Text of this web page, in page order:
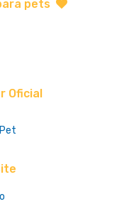
pets
Oficial